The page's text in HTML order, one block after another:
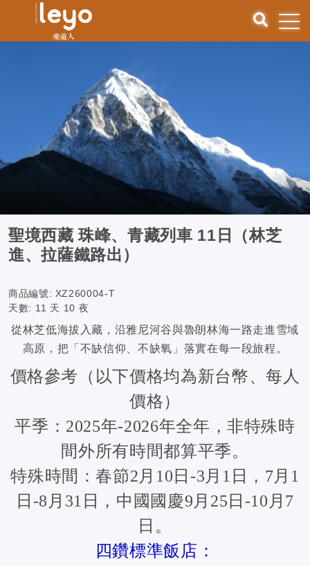
聖境西藏 珠峰、青藏列車 11日（林芝
進、拉薩鐵路出）
商品編號: XZ260004-T
天數: 11 天 10 夜
從林芝低海拔入藏，沿雅尼河谷與魯朗林海一路走進雪域
高原，把「不缺信仰、不缺氧」落實在每一段旅程。
價格參考（以下價格均為新台幣、每人
價格）
平季：2025年-2026年全年，非特殊時
間外所有時間都算平季。
特殊時間：春節2月10日-3月1日，7月1
日-8月31日，中國國慶9月25日-10月7
日。
四鑽標準飯店：